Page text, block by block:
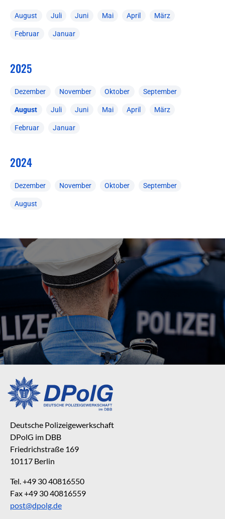
August Juli Juni Mai April März
Februar Januar
2025
Dezember November Oktober September
August Juli Juni Mai April März
Februar Januar
2024
Dezember November Oktober September
August
Deutsche Polizeigewerkschaft
DPolG im DBB
Friedrichstraße 169
10117 Berlin
Tel. +49 30 40816550
Fax +49 30 40816559
post@dpolg.de